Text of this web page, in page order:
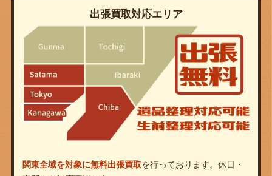
出張買取対応エリア
関東全域を対象に無料出張買取を行っております。休日・